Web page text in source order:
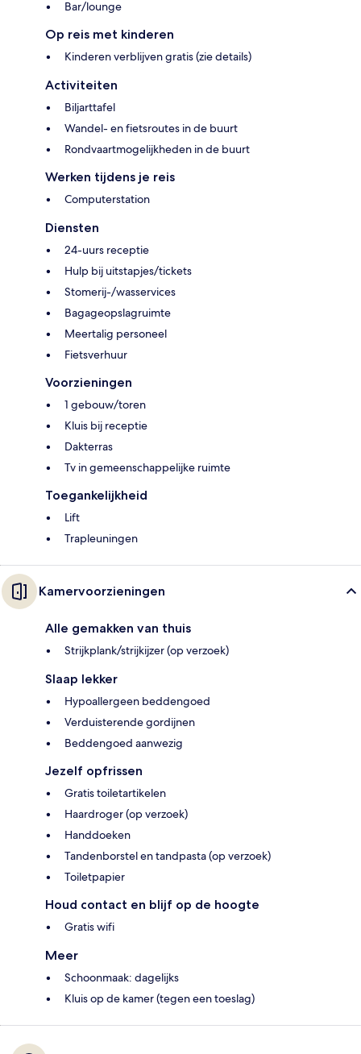
Bar/lounge
Op reis met kinderen
Kinderen verblijven gratis (zie details)
Activiteiten
Biljarttafel
Wandel- en fietsroutes in de buurt
Rondvaartmogelijkheden in de buurt
Werken tijdens je reis
Computerstation
Diensten
24-uurs receptie
Hulp bij uitstapjes/tickets
Stomerij-/wasservices
Bagageopslagruimte
Meertalig personeel
Fietsverhuur
Voorzieningen
1 gebouw/toren
Kluis bij receptie
Dakterras
Tv in gemeenschappelijke ruimte
Toegankelijkheid
Lift
Trapleuningen
Kamervoorzieningen
Alle gemakken van thuis
Strijkplank/strijkijzer (op verzoek)
Slaap lekker
Hypoallergeen beddengoed
Verduisterende gordijnen
Beddengoed aanwezig
Jezelf opfrissen
Gratis toiletartikelen
Haardroger (op verzoek)
Handdoeken
Tandenborstel en tandpasta (op verzoek)
Toiletpapier
Houd contact en blijf op de hoogte
Gratis wifi
Meer
Schoonmaak: dagelijks
Kluis op de kamer (tegen een toeslag)